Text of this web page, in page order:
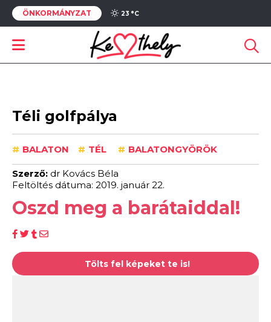
ÖNKORMÁNYZAT 23 °C
Téli golfpálya
# BALATON # TÉL # BALATONGYÖRÖK
Szerző: dr Kovács Béla
Feltöltés dátuma: 2019. január 22.
Oszd meg a barátaiddal!
Tölts fel képeket te is!